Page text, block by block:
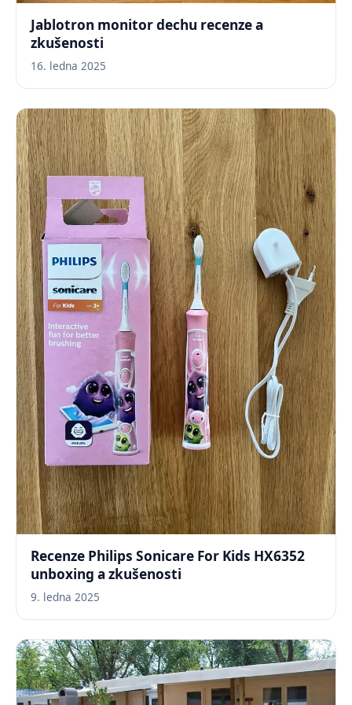
Jablotron monitor dechu recenze a
zkušenosti
16. ledna 2025
Recenze Philips Sonicare For Kids HX6352
unboxing a zkušenosti
9. ledna 2025